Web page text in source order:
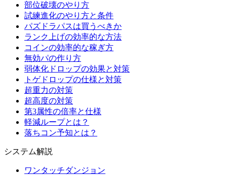
部位破壊のやり方
試練進化のやり方と条件
パズドラパスは買うべきか
ランク上げの効率的な方法
コインの効率的な稼ぎ方
無効パの作り方
弱体化ドロップの効果と対策
トゲドロップの仕様と対策
超重力の対策
超高度の対策
第3属性の倍率と仕様
軽減ループとは？
落ちコン予知とは？
システム解説
ワンタッチダンジョン